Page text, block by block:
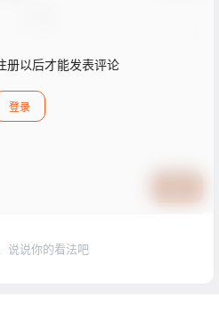
册以后才能发表评论
登录
说说你的看法吧